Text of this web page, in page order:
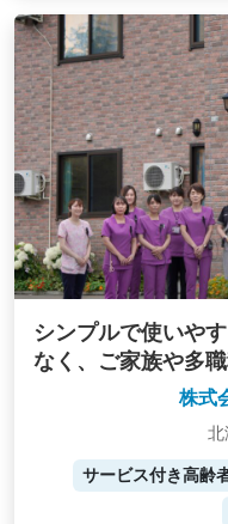
シンプルで使いや
なく、ご家族や多
株式
北
サービス付き高齢